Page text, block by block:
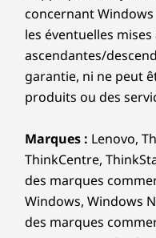
concernant
les éventuelles mises
ascendantes/
garantie, ni ne peut
produits ou des
Marques : Lenovo,
ThinkCentre,
des marques
Windows, Windows
des marques